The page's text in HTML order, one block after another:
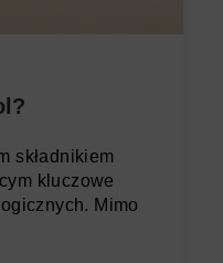
składnikiem
kluczowe
Mimo